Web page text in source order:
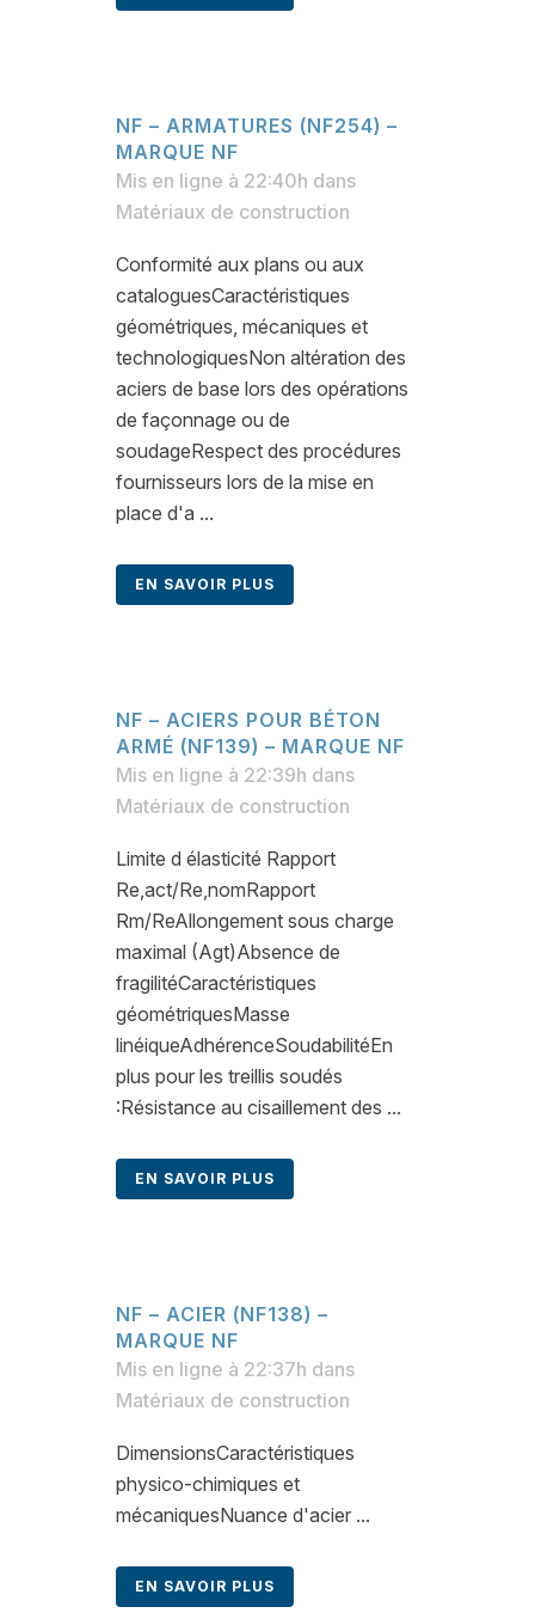
NF – ARMATURES (NF254) –
MARQUE NF
Mis en ligne à 22:40h dans
Matériaux de construction
Conformité aux plans ou aux
cataloguesCaractéristiques
géométriques, mécaniques et
technologiquesNon altération des
aciers de base lors des opérations
de façonnage ou de
soudageRespect des procédures
fournisseurs lors de la mise en
place d'a ...
EN SAVOIR PLUS
NF – ACIERS POUR BÉTON
ARMÉ (NF139) – MARQUE NF
Mis en ligne à 22:39h dans
Matériaux de construction
Limite d élasticité Rapport
Re,act/Re,nomRapport
Rm/ReAllongement sous charge
maximal (Agt)Absence de
fragilitéCaractéristiques
géométriquesMasse
linéiqueAdhérenceSoudabilitéEn
plus pour les treillis soudés
:Résistance au cisaillement des ...
EN SAVOIR PLUS
NF – ACIER (NF138) –
MARQUE NF
Mis en ligne à 22:37h dans
Matériaux de construction
DimensionsCaractéristiques
physico-chimiques et
mécaniquesNuance d'acier ...
EN SAVOIR PLUS